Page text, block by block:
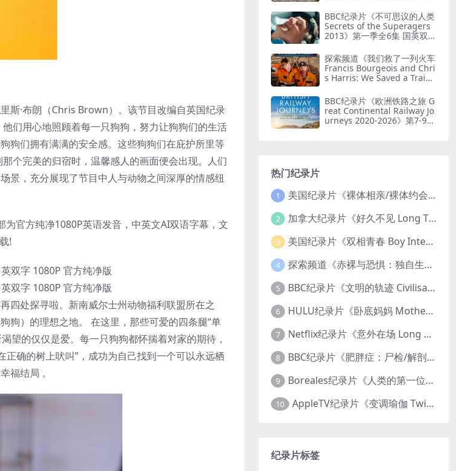
斯·布朗（Chris Brown）。该节目改编自英国纪录
们用心地照顾着每一只狗狗，努力让狗狗们的生活
狗们拥有满满的安全感。这些狗狗们在庇护所里等
个完美的归宿时，温馨感人的画面便会出现。人们
景，充分展现了节目中人与动物之间深厚的情感纽
官方纯净1080P英语发音，中英文AI双语字幕，文
!
双字 1080P 官方纯净版
双字 1080P 官方纯净版
四处探寻啦。新南威尔士州动物福利联盟所在之
狗）的理想之地。 在这里，那些可爱的四条腿“单
望的仅仅是爱。每一只狗狗都怀揣着对家的期待，
确的树上吠叫”，成功为自己找到一个可以永远栖
福结局 。
80P/MKV/67.1G 走进伦敦塔
BBC纪录片《不可思议的人类
Secrets of the Superagers
2013》第一季全6集 国英双语
清/2160P/MKV/62.1G 长寿的
秘诀
探索频道《我们救了一列火车
Francis Bourgeois and Chri
s Harris: We Saved a Train
双字 无水印纯净版 1080P/M
KV/19.6G 火车修复
BBC纪录片《欧洲铁路之旅 G
reat Continental Railway Jo
urneys 2020-2026》第7-9季
热门纪录片
1 美国纪录片《裸体相亲/裸体约会 Dating Naked 2014-2016》第1-3季全33集 英语中英双字 无水印纯净版 1080P/MKV/85.6G 裸体相亲真人秀
2 加拿大纪录片《好久不见 Long Time Comin 1993》英语中英双字 官方纯净版 1080P/MKV/1G 女同性艺术家
3 美国纪录片《双相青春 Boy Interrupted 2009》英语中英双字 官方纯净版 1080P/MKV/1.43G 青少年躁郁症
4 探索频道《赤裸与恐惧：独自生存/赤裸荒野求生 Naked and Afraid: Solo 2023》第一季全8集 英语中英双字 官方纯净版 高码1080P/MKV/45.4G
5 BBC纪录片《文明的轨迹 Civilisations 1969》全13集 英语中英双字 高清收藏版 1080P/MKV/64.1G 西方艺术史话
6 HULU纪录片《卧底妈妈 Mother Undercover 2023》全4集 英语中英双字 官方纯净版 1080P/MKV/7.6G 拯救孩子
7 Netflix纪录片《意外在场 Long Shot 2017》英语中字 720P/NKV/1.06GB 美国谋杀误判案件
8 BBC纪录片《肥胖症：尸检/解剖肥胖 Obesity: The Post Mortem 2016》英语中英双字 无水印纯净版 1080P/MKV/1.03G
9 Boreales纪录片《人类的第一位动物朋友：人类和狗的神奇故事 Man’s First Friend 2018》英语中英双字 1080P/MP4/1.8G 狗的神奇故事
10 AppleTV纪录片《变调瑜伽 Twisted Yoga 2026》全3集 英语中英双字 无水印纯净版 1080P/MKV/10G 瑜伽大师背后的真相
纪录片标签